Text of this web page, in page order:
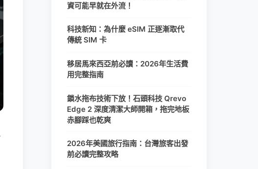
資可能早就在外流！
科技新知：為什麼 eSIM 正逐漸取代
傳統 SIM 卡
移居馬來西亞前必讀：2026年生活費
用完整指南
鎖水拖布技術下放！石頭科技 Qrevo
Edge 2 深度清潔大師開箱，拖完地板
赤腳踩也乾爽
2026年美國旅行指南：台灣旅客出發
前必讀完整攻略